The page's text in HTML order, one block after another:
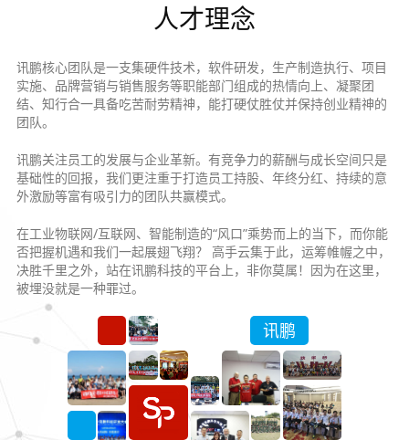
人才理念
讯鹏核心团队是一支集硬件技术，软件研发，生产制造执行、项目
实施、品牌营销与销售服务等职能部门组成的热情向上、凝聚团
结、知行合一具备吃苦耐劳精神，能打硬仗胜仗并保持创业精神的
团队。
讯鹏关注员工的发展与企业革新。有竞争力的薪酬与成长空间只是
基础性的回报，我们更注重于打造员工持股、年终分红、持续的意
外激励等富有吸引力的团队共赢模式。
在工业物联网/互联网、智能制造的“风口”乘势而上的当下，而你能
否把握机遇和我们一起展翅飞翔？ 高手云集于此，运筹帷幄之中，
决胜千里之外，站在讯鹏科技的平台上，非你莫属！因为在这里，
被埋没就是一种罪过。
讯鹏